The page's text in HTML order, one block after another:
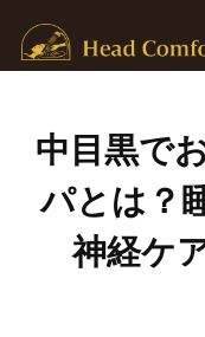
中目黒で
パとは？
神経ケ